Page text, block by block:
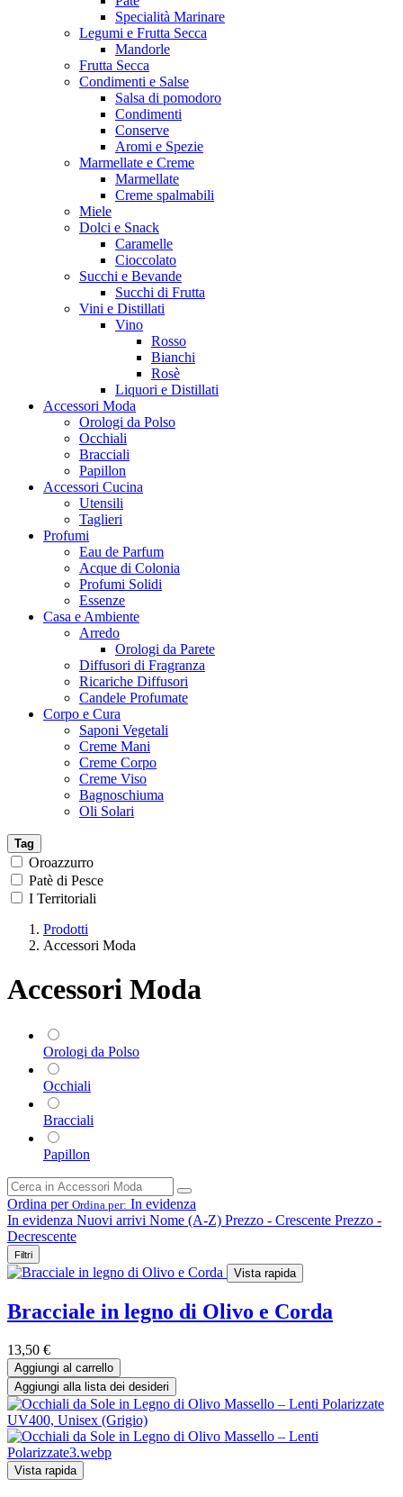
Specialità Marinare
Legumi e Frutta Secca
Mandorle
Frutta Secca
Condimenti e Salse
Salsa di pomodoro
Condimenti
Conserve
Aromi e Spezie
Marmellate e Creme
Marmellate
Creme spalmabili
Miele
Dolci e Snack
Caramelle
Cioccolato
Succhi e Bevande
Succhi di Frutta
Vini e Distillati
Vino
Rosso
Bianchi
Rosè
Liquori e Distillati
Accessori Moda
Orologi da Polso
Occhiali
Bracciali
Papillon
Accessori Cucina
Utensili
Taglieri
Profumi
Eau de Parfum
Acque di Colonia
Profumi Solidi
Essenze
Casa e Ambiente
Arredo
Orologi da Parete
Diffusori di Fragranza
Ricariche Diffusori
Candele Profumate
Corpo e Cura
Saponi Vegetali
Creme Mani
Creme Corpo
Creme Viso
Bagnoschiuma
Oli Solari
Tag
Oroazzurro
Patè di Pesce
I Territoriali
Prodotti
Accessori Moda
Accessori Moda
Orologi da Polso
Occhiali
Bracciali
Papillon
Ordina per Ordina per: In evidenza
In evidenza Nuovi arrivi Nome (A-Z) Prezzo - Crescente Prezzo -
Decrescente
Filtri
Vista rapida
Bracciale in legno di Olivo e Corda
13,50 €
Aggiungi al carrello
Aggiungi alla lista dei desideri
Vista rapida